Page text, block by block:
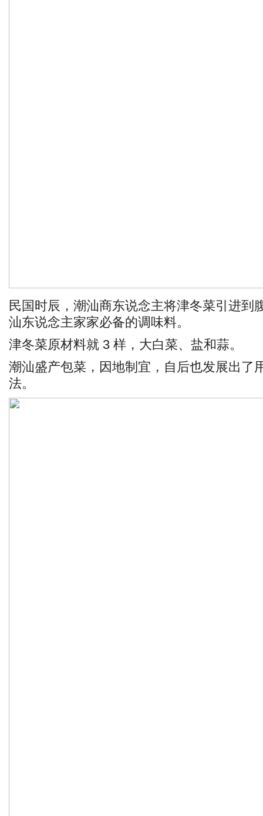
民国时辰，潮汕商东说念主将津冬菜引进到
汕东说念主家家必备的调味料。
津冬菜原材料就 3 样，大白菜、盐和蒜。
潮汕盛产包菜，因地制宜，自后也发展出了
法。